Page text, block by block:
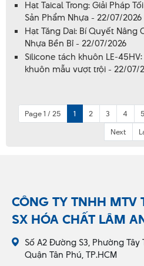
Hạt Taical Trong: Giải Pháp
Sản Phẩm Nhựa - 22/07/2026
Hạt Tăng Dai: Bí Quyết Nâng
Nhựa Bền Bỉ - 22/07/2026
Silicone tách khuôn LE-
khuôn mẫu vượt trội - 22/07/
Page 1 / 25 1 2 3 4 5
Next
CÔNG TY TNHH MTV
SX HÓA CHẤT LÂM
Số A2 Đường S3, Phường Tây
Quận Tân Phú, TP.HCM